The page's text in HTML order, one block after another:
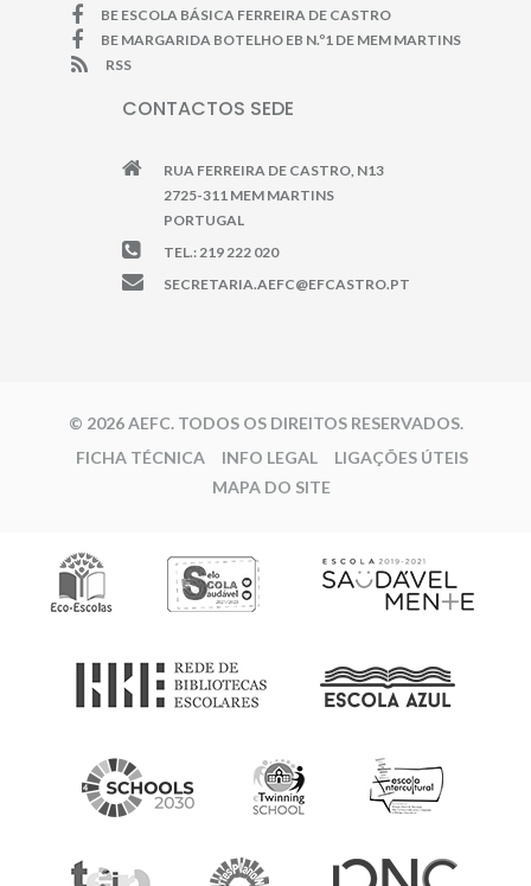
BE ESCOLA BÁSICA FERREIRA DE CASTRO
BE MARGARIDA BOTELHO EB N.º1 DE MEM MARTINS
RSS
CONTACTOS SEDE
RUA FERREIRA DE CASTRO, N13
2725-311 MEM MARTINS
PORTUGAL
TEL.: 219 222 020
SECRETARIA.AEFC@EFCASTRO.PT
© 2026 AEFC. TODOS OS DIREITOS RESERVADOS.
FICHA TÉCNICA
INFO LEGAL
LIGAÇÕES ÚTEIS
MAPA DO SITE